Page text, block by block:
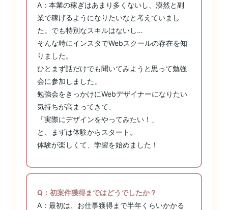
A：本業の稼ぎはあまり多くないし、漠然と副
業で稼げるようになりたいなと考えていまし
た。でも特別なスキルはないし…
そんな時にインスタでWebスクールの存在を知
りました。
ひとまず話だけでも聞いてみようと思って勉強
会に参加しました。
勉強会をきっかけにWebデザイナーになりたい
気持ちが高まってきて、
「実際にデザインをやってみたい！」
と、まずは体験からスタート。
体験が楽しくて、学習を始めました！
Q：初案件獲得まではどうでしたか？
A：最初は、お仕事獲得まで半年くらいかかる